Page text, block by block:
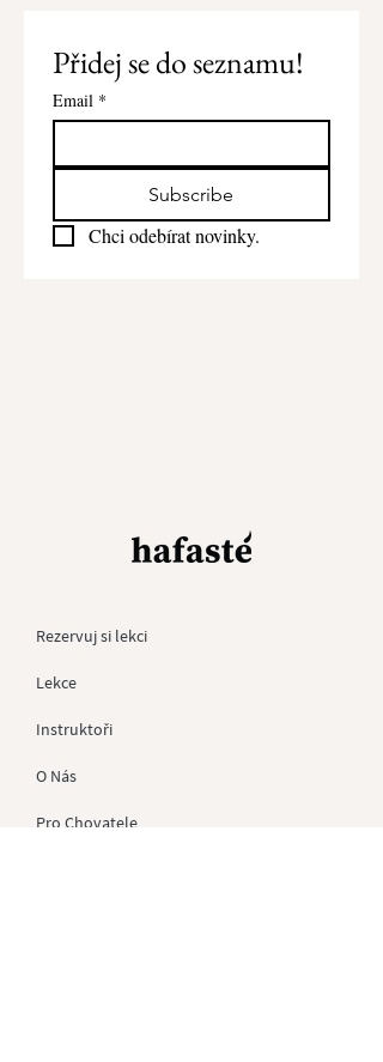
Přidej se do seznamu!
Email *
Subscribe
Chci odebírat novinky.
Rezervuj si lekci
Lekce
Instruktoři
O Nás
Pro Chovatele